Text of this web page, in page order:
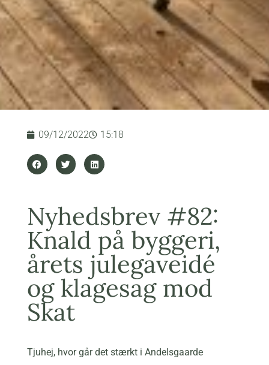
09/12/2022 15:18
Nyhedsbrev #82:
Knald på byggeri,
årets julegaveidé
og klagesag mod
Skat
Tjuhej, hvor går det stærkt i Andelsgaarde